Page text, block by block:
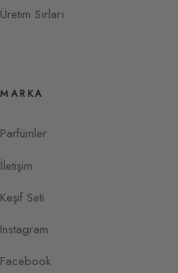
Üretim Sırları
MARKA
Parfümler
İletişim
Keşif Seti
Instagram
Facebook